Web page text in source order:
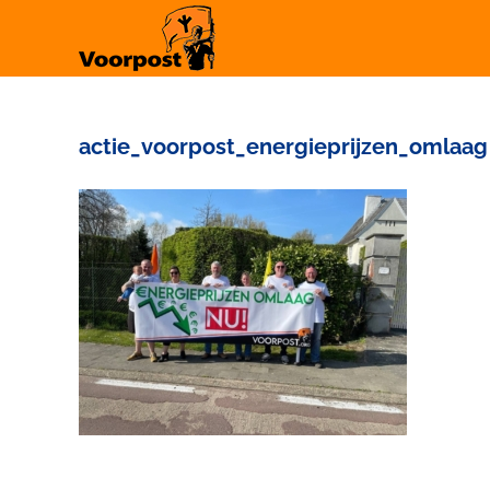
actie_voorpost_energieprijzen_omlaag